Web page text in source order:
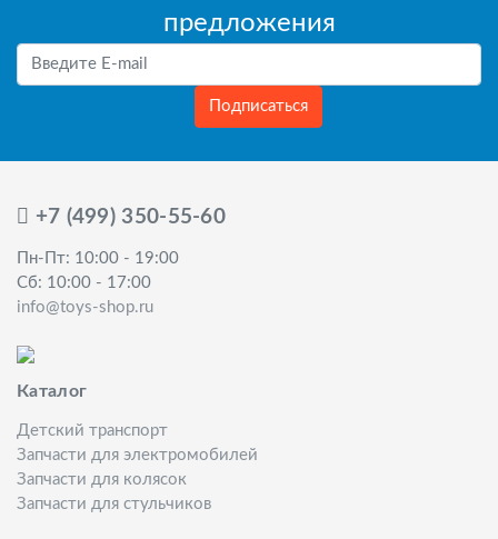
предложения
Подписаться
+7 (499) 350-55-60
Пн-Пт: 10:00 - 19:00
Сб: 10:00 - 17:00
info@toys-shop.ru
Каталог
Детский транспорт
Запчасти для электромобилей
Запчасти для колясок
Запчасти для стульчиков